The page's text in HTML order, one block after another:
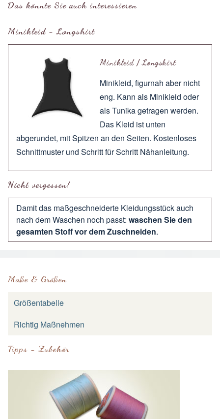
Das könnte Sie auch interessieren
Minikleid - Longshirt
Minikleid / Longshirt
Minikleid, figurnah aber nicht
eng. Kann als Minikleid oder
als Tunika getragen werden.
Das Kleid ist unten
abgerundet, mit Spitzen an den Seiten. Kostenloses
Schnittmuster und Schritt für Schritt Nähanleitung.
Nicht vergessen!
Damit das maßgeschneiderte Kleidungsstück auch
nach dem Waschen noch passt: waschen Sie den
gesamten Stoff vor dem Zuschneiden.
Maße & Größen
Größentabelle
Richtig Maßnehmen
Tipps - Zubehör